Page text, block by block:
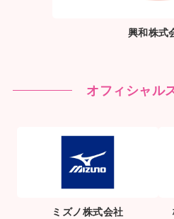
興和株式
オフィシャル
ミズノ株式会社